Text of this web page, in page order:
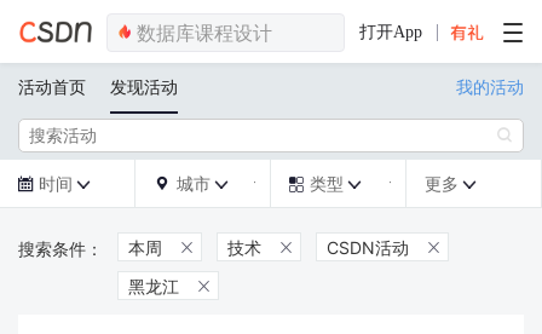
打开App
活动首页 发现活动 我的活动

 时间   城市   类型  更多 
本周  技术  CSDN活动 
黑龙江 